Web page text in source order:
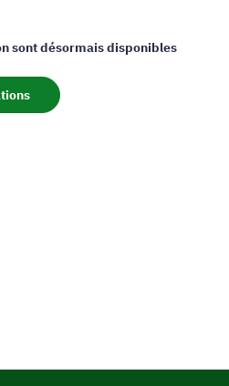
sont désormais disponibles